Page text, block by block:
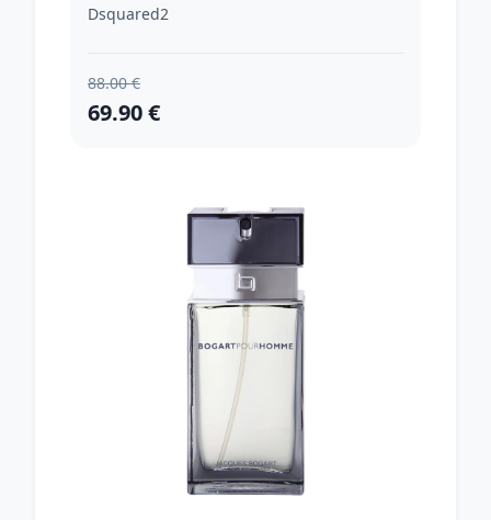
Dsquared2
88.00 €
69.90 €